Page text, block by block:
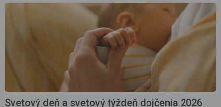
Svetový deň a svetový týždeň dojčenia 2026